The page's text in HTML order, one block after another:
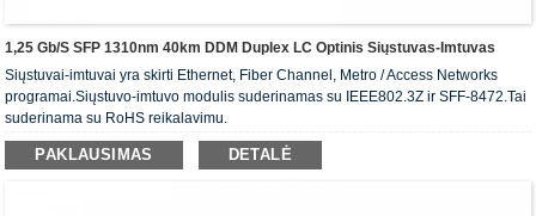
1,25 Gb/s SFP 1310nm 40km DDM Duplex LC Optinis Siųstuvas-Imtuvas
Siųstuvai-imtuvai yra skirti Ethernet, Fiber Channel, Metro / Access Networks
programai.Siųstuvo-imtuvo modulis suderinamas su IEEE802.3Z ir SFF-8472.Tai
suderinama su RoHS reikalavimu.
PAKLAUSIMAS DETALĖ